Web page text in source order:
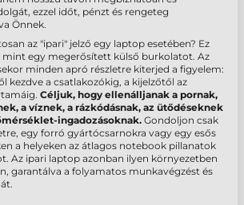
ezzel időt, pénzt és rengeteg
Önnek.
az "ipari" jelző egy laptop esetében? Ez
egy megerősített külső burkolatot. Az
minden apró részletre kiterjed a figyelem:
kezdve a csatlakozókig, a kijelzőtől az
Céljuk, hogy ellenálljanak a pornak,
a víznek, a rázkódásnak, az ütődéseknek
ingadozásoknak. Gondoljon csak
egy forró gyártócsarnokra vagy egy esős
a helyeken az átlagos notebook pillanatok
Az ipari laptop azonban ilyen környezetben
garantálva a folyamatos munkavégzést és